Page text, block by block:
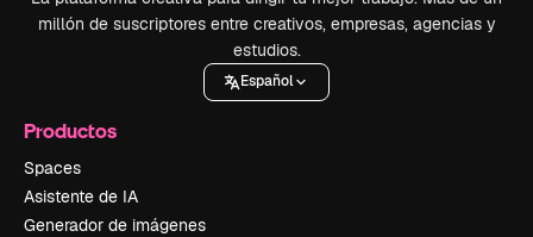
millón de suscriptores entre creativos, empresas, agencias y
estudios.
Español
Productos
Spaces
Asistente de IA
Generador de imágenes